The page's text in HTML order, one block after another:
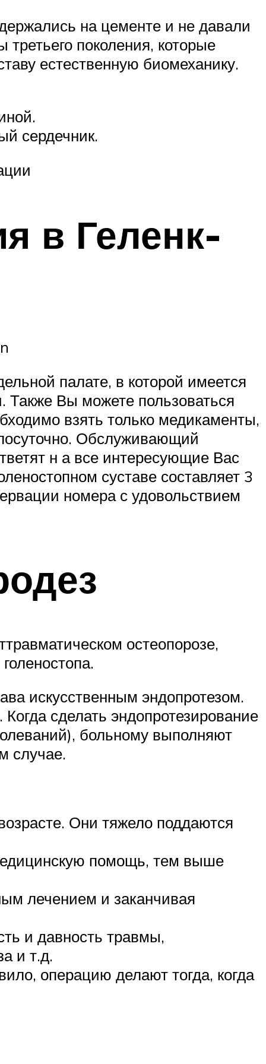
на цементе и не давали
третьего поколения, которые
естественную биомеханику.
сердечник.
в Геленк-
палате, в которой имеется
Также Вы можете пользоваться
взять только медикаменты,
Обслуживающий
н а все интересующие Вас
суставе составляет 3
номера с удовольствием
остеопорозе,
искусственным эндопротезом.
сделать эндопротезирование
больному выполняют
случае.
Они тяжело поддаются
помощь, тем выше
лечением и заканчивая
и давность травмы,
и т.д.
операцию делают тогда, когда